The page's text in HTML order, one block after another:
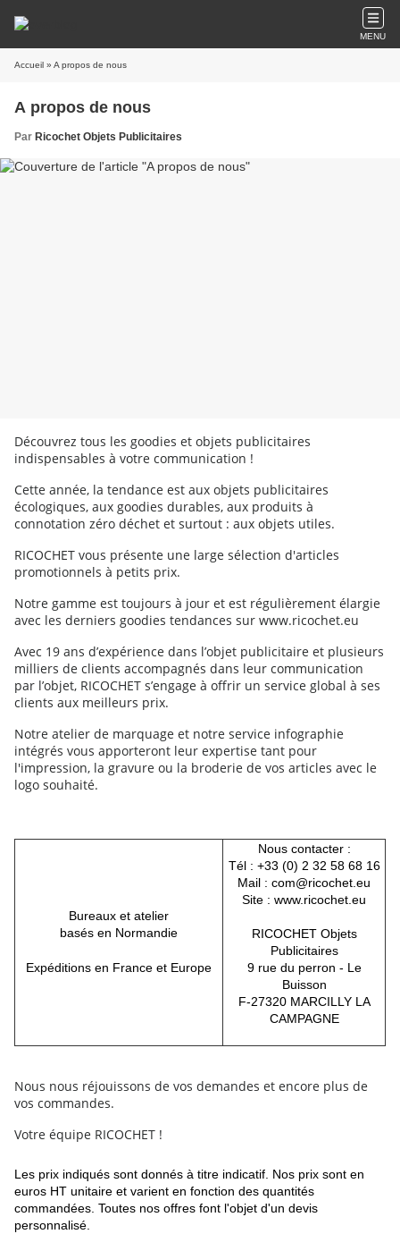
MENU
Accueil » A propos de nous
A propos de nous
Par Ricochet Objets Publicitaires
Découvrez tous les goodies et objets publicitaires
indispensables à votre communication !
Cette année, la tendance est aux objets publicitaires
écologiques, aux goodies durables, aux produits à
connotation zéro déchet et surtout : aux objets utiles.
RICOCHET vous présente une large sélection d'articles
promotionnels à petits prix.
Notre gamme est toujours à jour et est régulièrement élargie
avec les derniers goodies tendances sur www.ricochet.eu
Avec 19 ans d’expérience dans l’objet publicitaire et plusieurs
milliers de clients accompagnés dans leur communication
par l’objet, RICOCHET s’engage à offrir un service global à ses
clients aux meilleurs prix.
Notre atelier de marquage et notre service infographie
intégrés vous apporteront leur expertise tant pour
l'impression, la gravure ou la broderie de vos articles avec le
logo souhaité.
Bureaux et atelier
basés en Normandie
Expéditions en France et Europe
Nous contacter :
Tél : +33 (0) 2 32 58 68 16
Mail : com@ricochet.eu
Site : www.ricochet.eu
RICOCHET Objets
Publicitaires
9 rue du perron - Le
Buisson
F-27320 MARCILLY LA
CAMPAGNE
Nous nous réjouissons de vos demandes et encore plus de
vos commandes.
Votre équipe RICOCHET !
Les prix indiqués sont donnés à titre indicatif. Nos prix sont en
euros HT unitaire et varient en fonction des quantités
commandées. Toutes nos offres font l'objet d'un devis
personnalisé.